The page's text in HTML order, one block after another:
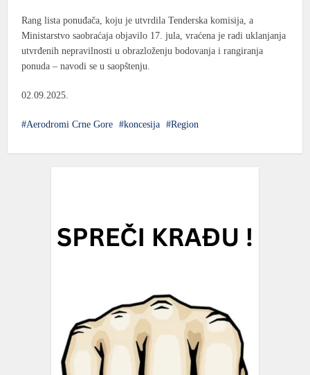
Rang lista ponuđača, koju je utvrdila Tenderska komisija, a
Ministarstvo saobraćaja objavilo 17. jula, vraćena je radi uklanjanja
utvrđenih nepravilnosti u obrazloženju bodovanja i rangiranja
ponuda – navodi se u saopštenju.
02.09.2025.
Aerodromi Crne Gore koncesija Region